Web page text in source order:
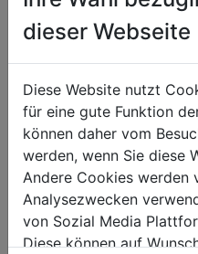
Geschäftsführer DI
dieser Webseite
Diese Website nutzt
für eine gute Funktion
können daher vom
werden, wenn Sie diese
Andere Cookies werden
Analysezwecken
von Sozial Media
Diese können auf